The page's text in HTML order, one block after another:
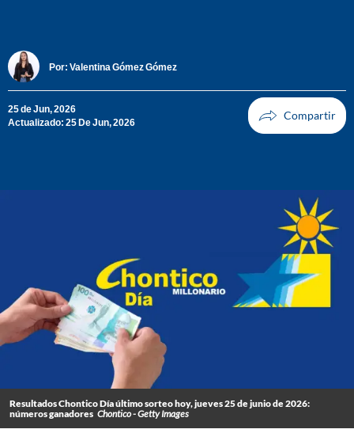
Por: Valentina Gómez Gómez
25 de Jun, 2026
Actualizado: 25 De Jun, 2026
Resultados Chontico Día último sorteo hoy, jueves 25 de junio de 2026:
números ganadores Chontico - Getty Images